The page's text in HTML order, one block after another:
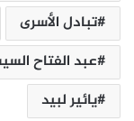
تبادل الأسرى
عبد الفتاح
يائير لبيد